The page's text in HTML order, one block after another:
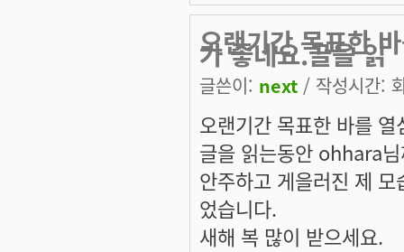
오랜기간 목표한
가 좋네요.글을 읽
글쓴이: next / 작성시간:
오랜기간 목표한 바를
글을 읽는동안 ohhara
안주하고 게을러진 제
었습니다.
새해 복 많이 받으세요.